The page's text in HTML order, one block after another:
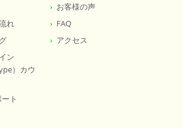
れ
ン
）カウ
ト
お客様の声
FAQ
アクセス